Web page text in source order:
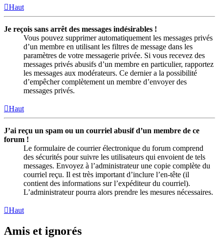
Haut
Je reçois sans arrêt des messages indésirables !
Vous pouvez supprimer automatiquement les messages privés
d’un membre en utilisant les filtres de message dans les
paramètres de votre messagerie privée. Si vous recevez des
messages privés abusifs d’un membre en particulier, rapportez
les messages aux modérateurs. Ce dernier a la possibilité
d’empêcher complètement un membre d’envoyer des
messages privés.
Haut
J’ai reçu un spam ou un courriel abusif d’un membre de ce
forum !
Le formulaire de courrier électronique du forum comprend
des sécurités pour suivre les utilisateurs qui envoient de tels
messages. Envoyez à l’administrateur une copie complète du
courriel reçu. Il est très important d’inclure l’en-tête (il
contient des informations sur l’expéditeur du courriel).
L’administrateur pourra alors prendre les mesures nécessaires.
Haut
Amis et ignorés